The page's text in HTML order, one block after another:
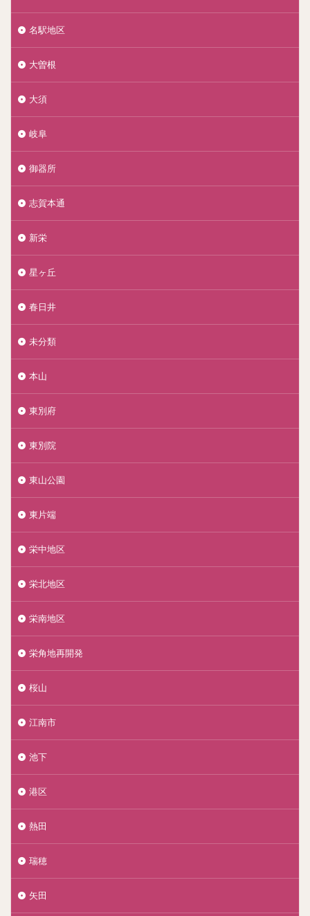
名駅地区
大曽根
大須
岐阜
御器所
志賀本通
新栄
星ヶ丘
春日井
未分類
本山
東別府
東別院
東山公園
東片端
栄中地区
栄北地区
栄南地区
栄角地再開発
桜山
江南市
池下
港区
熱田
瑞穂
矢田